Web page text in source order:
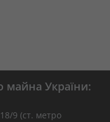
майна України:
9 (ст. метро